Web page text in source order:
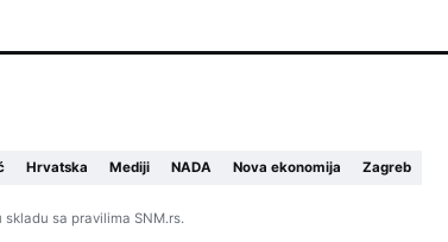
Hrvatska Mediji NADA Nova ekonomija Zagreb
sa pravilima SNM.rs.